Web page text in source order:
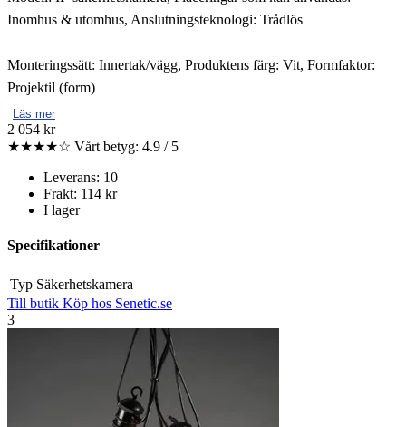
Inomhus & utomhus, Anslutningsteknologi: Trådlös
Monteringssätt: Innertak/vägg, Produktens färg: Vit, Formfaktor:
Projektil (form)
Läs mer
2 054 kr
★★★★☆ Vårt betyg: 4.9 / 5
Leverans: 10
Frakt: 114 kr
I lager
Specifikationer
Typ Säkerhetskamera
Till butik Köp hos Senetic.se
3